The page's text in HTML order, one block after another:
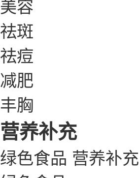
美容
祛斑
祛痘
减肥
丰胸
营养补充
绿色食品 营养补充